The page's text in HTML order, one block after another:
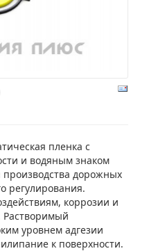
пленка с
и водяным знаком
производства дорожных
регулирования.
коррозии и
Растворимый
уровнем адгезии
к поверхности.